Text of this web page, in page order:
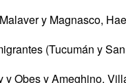
y Magnasco,
(Tucumán y
Obes y Ameghino,